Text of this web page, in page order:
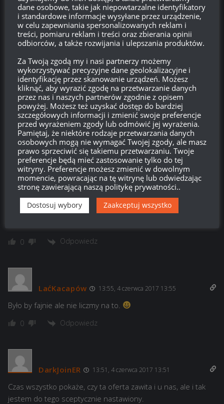
takjest
Reply toLaćKacapów 16:07, 5 czerwca 2017 16:07
„Od czasu do czasu”? Masz ma myśli 2 czołgi raz na ponad
0 Odpowiedz
natxd 14:08, 4 czerwca 2017 14:08
*********
0 Odpowiedz
z4r4z4 14:00, 4 czerwca 2017 14:00
Taki pakiet jest do kupienia w WOWP ( jest tez podobny
0 Odpowiedz
LaćKacapów 13:55, 4 czerwca 2017 13:55
Było by fajnie ale nie liczmy na to.
0 Odpowiedz
DarkJoinER 13:51, 4 czerwca 2017 13:51
Czas wszystko pokaże, czy ta oferta zawita i u nas, ale i tak
jestem do tego sceptycznie nastawiony.
dane osobowe, takie jak niepowtarzalne identyfikatory
i standardowe informacje wysyłane przez urządzenie,
w celu zapewniania spersonalizowanych reklam i
treści, pomiaru reklam i treści oraz zbierania opinii
odbiorców, a także rozwijania i ulepszania produktów.
Za Twoją zgodą my i nasi partnerzy możemy
wykorzystywać precyzyjne dane geolokalizacyjne i
identyfikację przez skanowanie urządzeń. Możesz
kliknąć, aby wyrazić zgodę na przetwarzanie danych
przez nas i naszych partnerów zgodnie z opisem
powyżej. Możesz też uzyskać dostęp do bardziej
szczegółowych informacji i zmienić swoje preferencje
przed wyrażeniem zgody lub odmówić jej wyrażenia.
Pamiętaj, że niektóre rodzaje przetwarzania danych
osobowych mogą nie wymagać Twojej zgody, ale masz
prawo sprzeciwić się takiemu przetwarzaniu. Twoje
preferencje będą mieć zastosowanie tylko do tej
witryny. Preferencje możesz zmienić w dowolnym
momencie, powracając na tę witrynę lub odwiedzając
stronę zawierającą naszą politykę prywatności..
Dostosuj wybory Zaakceptuj wszystko